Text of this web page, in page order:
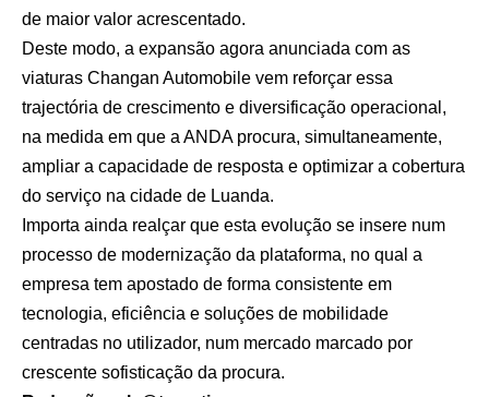
de maior valor acrescentado.
Deste modo, a expansão agora anunciada com as
viaturas Changan Automobile vem reforçar essa
trajectória de crescimento e diversificação operacional,
na medida em que a ANDA procura, simultaneamente,
ampliar a capacidade de resposta e optimizar a cobertura
do serviço na cidade de Luanda.
Importa ainda realçar que esta evolução se insere num
processo de modernização da plataforma, no qual a
empresa tem apostado de forma consistente em
tecnologia, eficiência e soluções de mobilidade
centradas no utilizador, num mercado marcado por
crescente sofisticação da procura.